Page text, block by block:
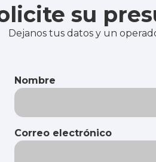
su
Dejanos tus datos y un
Nombre
Correo electrónico